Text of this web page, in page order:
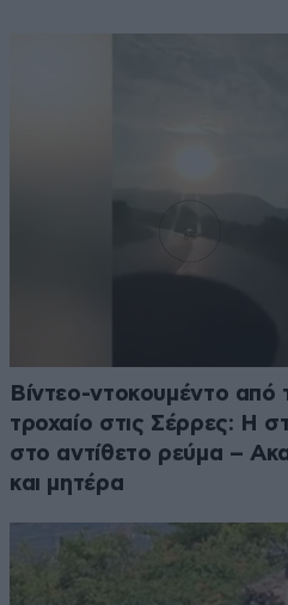
Βίντεο-ντοκουμέντο
τροχαίο στις Σέρρες: Η
στο αντίθετο ρεύμα –
και μητέρα